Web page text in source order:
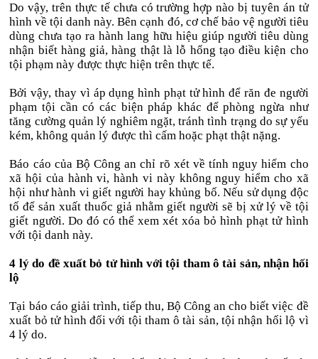
Do vậy, trên thực tế chưa có trường hợp nào bị tuyên án tử
hình về tội danh này. Bên cạnh đó, cơ chế bảo vệ người tiêu
dùng chưa tạo ra hành lang hữu hiệu giúp người tiêu dùng
nhận biết hàng giả, hàng thật là lỗ hổng tạo điều kiện cho
tội phạm này được thực hiện trên thực tế.
Bởi vậy, thay vì áp dụng hình phạt tử hình để răn đe người
phạm tội cần có các biện pháp khác để phòng ngừa như
tăng cường quản lý nghiêm ngặt, tránh tình trạng do sự yếu
kém, không quản lý được thì cấm hoặc phạt thật nặng.
Báo cáo của Bộ Công an chỉ rõ xét về tính nguy hiểm cho
xã hội của hành vi, hành vi này không nguy hiểm cho xã
hội như hành vi giết người hay khủng bố. Nếu sử dụng độc
tố để sản xuất thuốc giả nhằm giết người sẽ bị xử lý về tội
giết người. Do đó có thể xem xét xóa bỏ hình phạt tử hình
với tội danh này.
4 lý do đề xuất bỏ tử hình với tội tham ô tài sản, nhận hối
lộ
Tại báo cáo giải trình, tiếp thu, Bộ Công an cho biết việc đề
xuất bỏ tử hình đối với tội tham ô tài sản, tội nhận hối lộ vì
4 lý do.